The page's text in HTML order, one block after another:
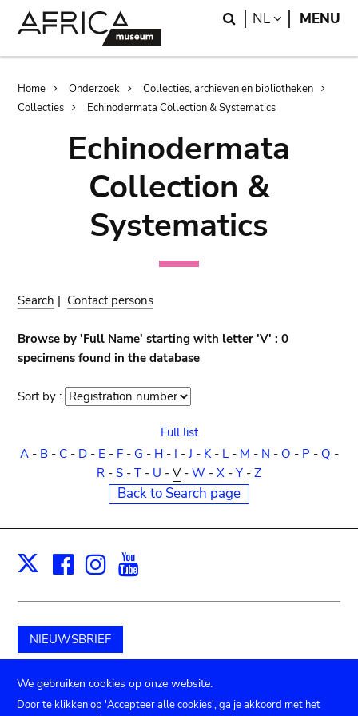
Search
NL LANGUAGE
MENU
Breadcrumb
Home Onderzoek
Collecties, archieven en bibliotheken
Collecties
Echinodermata Collection & Systematics
Echinodermata
Collection &
Systematics
Search | Contact persons
Browse by 'Full Name' starting with letter 'V' : 0
specimens found in the database
Sort by : Sort
Full list
A- B- C- D- E - F- G - H- I -J - K- L- M - N - O - P - Q -
R - S - T - U - V- W - X - Y - Z
Back to Search page
X Facebook
Instagram
NIEUWSBRIEF
Schenk aan het museum
We gebruiken cookies op onze website.
Door te klikken op 'Accepteer alle cookies', ga je akkoord met het